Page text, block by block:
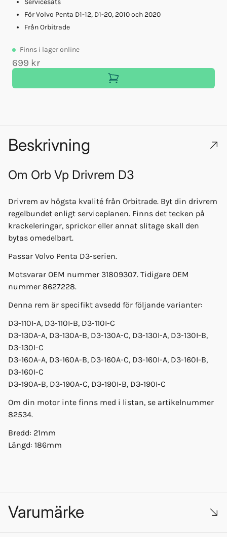
Servicesats
För Volvo Penta D1-12, D1-20, 2010 och 2020
Från Orbitrade
Finns i lager online
699 kr
Beskrivning
Om Orb Vp Drivrem D3
Drivrem av högsta kvalité från Orbitrade. Byt din drivrem
regelbundet enligt serviceplanen. Finns det tecken på
krackeleringar, sprickor eller annat slitage skall den
bytas omedelbart.
Passar Volvo Penta D3-serien.
Motsvarar OEM nummer 31809307. Tidigare OEM
nummer 8627228.
Denna rem är specifikt avsedd för följande varianter:
D3-110I-A, D3-110I-B, D3-110I-C
D3-130A-A, D3-130A-B, D3-130A-C, D3-130I-A, D3-130I-B,
D3-130I-C
D3-160A-A, D3-160A-B, D3-160A-C, D3-160I-A, D3-160I-B,
D3-160I-C
D3-190A-B, D3-190A-C, D3-190I-B, D3-190I-C
Om din motor inte finns med i listan, se artikelnummer
82534.
Bredd: 21mm
Längd: 186mm
Varumärke